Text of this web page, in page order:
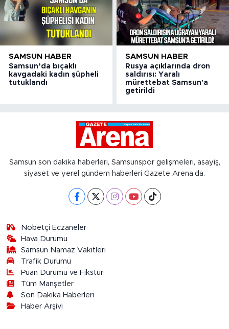
SAMSUN HABER
Samsun’da bıçaklı
kavgadaki kadın şüpheli
tutuklandı
SAMSUN HABER
Rusya açıklarında dron
saldırısı: Yaralı
mürettebat Samsun'a
getirildi
Samsun son dakika haberleri, Samsunspor gelişmeleri, asayiş,
siyaset ve yerel gündem haberleri Gazete Arena’da.
Nöbetçi Eczaneler
Hava Durumu
Samsun Namaz Vakitleri
Trafik Durumu
Puan Durumu ve Fikstür
Tüm Manşetler
Son Dakika Haberleri
Haber Arşivi